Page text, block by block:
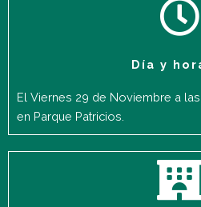
Día y
El Viernes 29 de Noviembre a
en Parque Patricios.